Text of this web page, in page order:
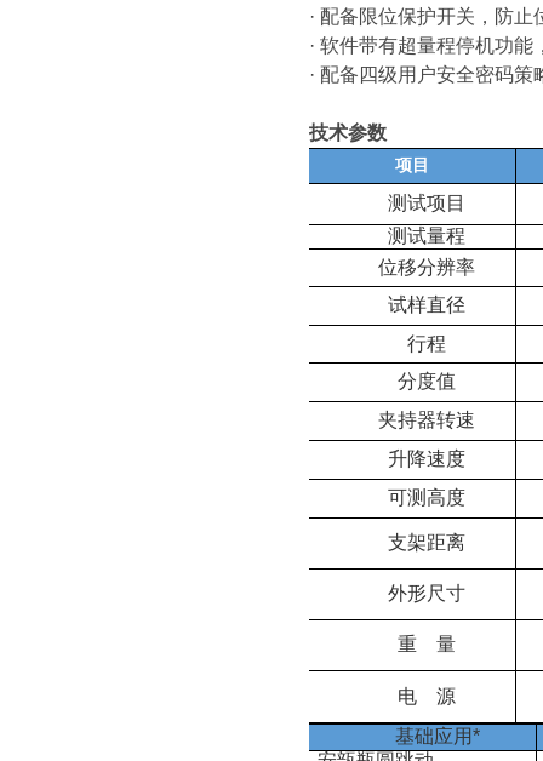
· 配备限位保护开关，防
· 软件带有超量程停机功
· 配备四级用户安全密码
技术参数
项目
测试项目
测试量程
位移分辨率
试样直径
行程
分度值
夹持器转速
升降速度
可测高度
支架距离
外形尺寸
重 量
电
源
基础应用*